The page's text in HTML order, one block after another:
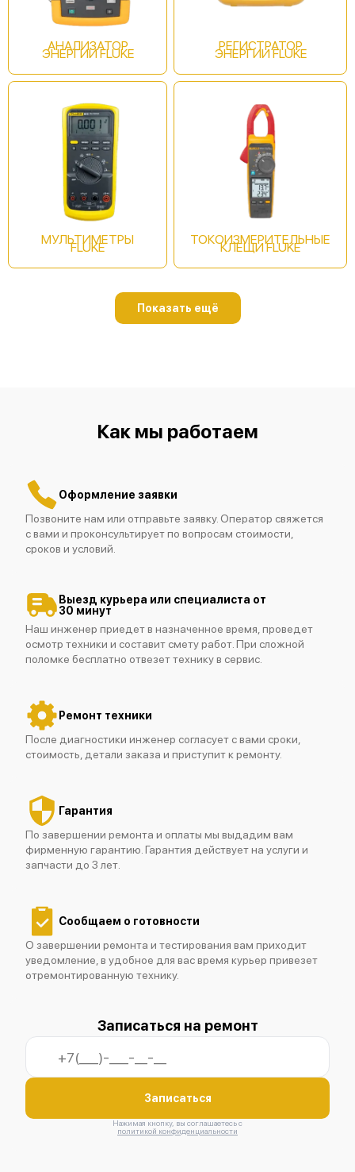
АНАЛИЗАТОР
ЭНЕРГИИ FLUKE
РЕГИСТРАТОР
ЭНЕРГИИ FLUKE
МУЛЬТИМЕТРЫ
FLUKE
ТОКОИЗМЕРИТЕЛЬНЫЕ
КЛЕЩИ FLUKE
Показать ещё
Как мы работаем
Оформление заявки
Позвоните нам или отправьте заявку. Оператор свяжется
с вами и проконсультирует по вопросам стоимости,
сроков и условий.
Выезд курьера или специалиста от
30 минут
Наш инженер приедет в назначенное время, проведет
осмотр техники и составит смету работ. При сложной
поломке бесплатно отвезет технику в сервис.
Ремонт техники
После диагностики инженер согласует с вами сроки,
стоимость, детали заказа и приступит к ремонту.
Гарантия
По завершении ремонта и оплаты мы выдадим вам
фирменную гарантию. Гарантия действует на услуги и
запчасти до 3 лет.
Сообщаем о готовности
О завершении ремонта и тестирования вам приходит
уведомление, в удобное для вас время курьер привезет
отремонтированную технику.
Записаться на ремонт
Записаться
Нажимая кнопку, вы соглашаетесь с
политикой конфиденциальности